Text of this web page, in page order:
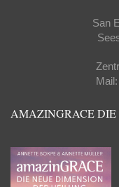
San
AMAZINGRACE